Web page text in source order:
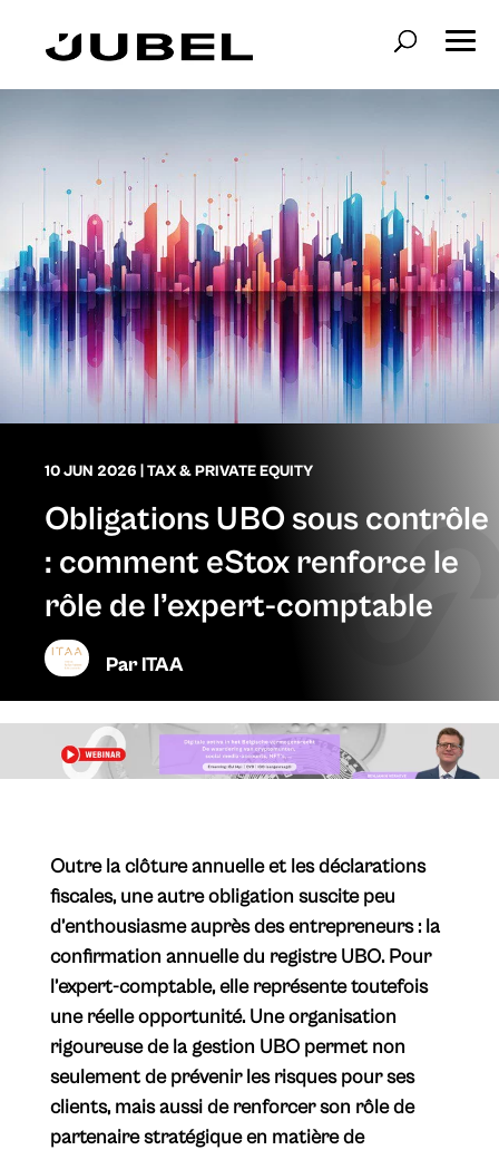
10 JUN 2026 TAX & PRIVATE EQUITY
Obligations UBO sous contrôle
: comment eStox renforce le
rôle de l’expert-comptable
ParITAA
Outre la clôture annuelle et les déclarations
fiscales, une autre obligation suscite peu
d’enthousiasme auprès des entrepreneurs : la
confirmation annuelle du registre UBO. Pour
l’expert-comptable, elle représente toutefois
une réelle opportunité. Une organisation
rigoureuse de la gestion UBO permet non
seulement de prévenir les risques pour ses
clients, mais aussi de renforcer son rôle de
partenaire stratégique en matière de